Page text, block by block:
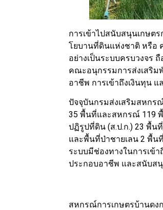
การเข้าไปสนับสนุนเกษ
โยบานที่ดินแห่งชาติ หรือ
อย่างเป็นระบบครบวงจร
คณะอนุกรรมการส่งเสริ
อาชีพ การเข้าถึงเงินทุน
ปัจจุบันกรมส่งเสริมสหกร
35 พื้นที่และสหกรณ์ 119
ปฏิรูปที่ดิน (ส.ป.ก.) 23 พื้น
และพื้นที่ป่าชายเลน 2 พื้น
ระบบมีช่องทางในการเข้
ประกอบอาชีพ และสนับส
สหกรณ์การเกษตรบ้านดง